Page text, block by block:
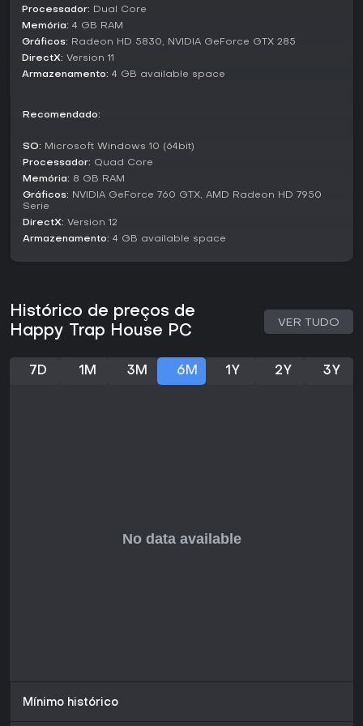
Recursos Únicos
Além da navegação básica, o jogo traz conquistas que
registram seu progresso e vitórias. O sistema de
leaderboard premia resgates eficientes, adicionando
competição mesmo no single-player. Itens como jetpack e
Para fãs de roguelike runners com pegada casual, Happy
Trap House entrega uma mistura cativante de exploração e
desafios. Sua mecânica sem saves é perfeita para sessões
curtas focadas em melhoria de skills. Ainda em pré-
lançamento, o interesse inicial destaca seu potencial em
resgates zumbis divertidos e opções criativas de
movimento. Se você curte indies que juntam ação e racing
Processador: Dual Core
Memória: 4 GB RAM
Gráficos: Radeon HD 5830, NVIDIA GeForce GTX 285
DirectX: Version 11
Armazenamento: 4 GB available space
Recomendado:
SO: Microsoft Windows 10 (64bit)
Processador: Quad Core
Memória: 8 GB RAM
Gráficos: NVIDIA GeForce 760 GTX, AMD Radeon HD 7950
Serie
DirectX: Version 12
Armazenamento: 4 GB available space
Histórico de preços de
Happy Trap House PC
VER TUDO
7D 1M 3M 6M 1Y 2Y 3Y
Mínimo histórico